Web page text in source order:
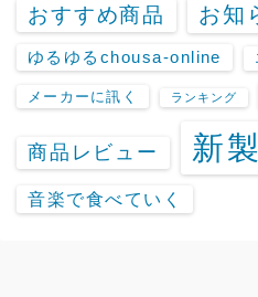
おすすめ商品 お知
ゆるゆるchousa-online
メーカーに訊く ランキング
商品レビュー 新
音楽で食べていく